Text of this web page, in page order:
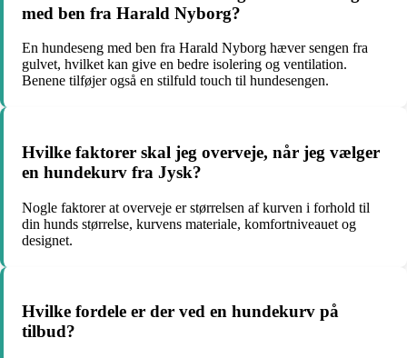
med ben fra Harald Nyborg?
En hundeseng med ben fra Harald Nyborg hæver sengen fra
gulvet, hvilket kan give en bedre isolering og ventilation.
Benene tilføjer også en stilfuld touch til hundesengen.
Hvilke faktorer skal jeg overveje, når jeg vælger
en hundekurv fra Jysk?
Nogle faktorer at overveje er størrelsen af kurven i forhold til
din hunds størrelse, kurvens materiale, komfortniveauet og
designet.
Hvilke fordele er der ved en hundekurv på
tilbud?